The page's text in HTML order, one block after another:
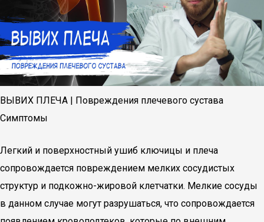
ВЫВИХ ПЛЕЧА | Повреждения плечевого сустава
Симптомы
Легкий и поверхностный ушиб ключицы и плеча
сопровождается повреждением мелких сосудистых
структур и подкожно-жировой клетчатки. Мелкие сосуды
в данном случае могут разрушаться, что сопровождается